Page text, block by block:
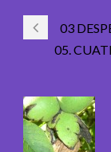
03
05.